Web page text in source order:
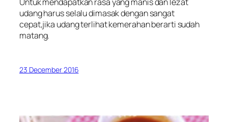
Untuk mendapatkan rasa yang manis dan lezat
udang harus selalu dimasak dengan sangat
cepat,jika udang terlihat kemerahan berarti sudah
matang.
23 December 2016